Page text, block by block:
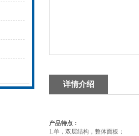
详情介绍
产品特点：
1.单，双层结构，整体面板；